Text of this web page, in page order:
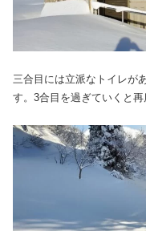
三合目には立派なトイレが
す。3合目を過ぎていくと